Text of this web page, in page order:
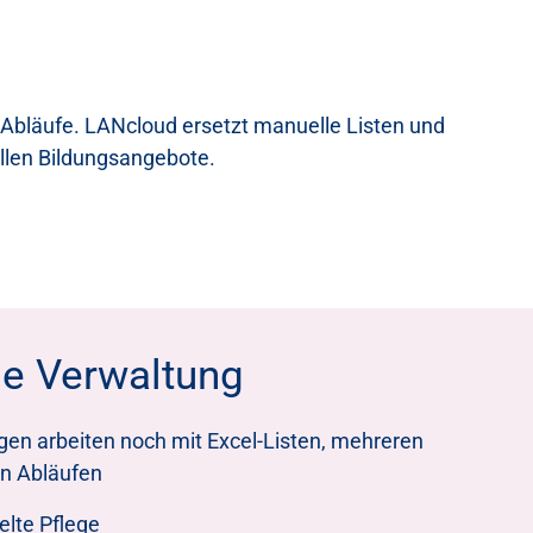
LANcloud ersetzt manuelle Listen und
Bildungsangebote.
Verwaltung
arbeiten noch mit Excel-Listen, mehreren
Abläufen
Pflege